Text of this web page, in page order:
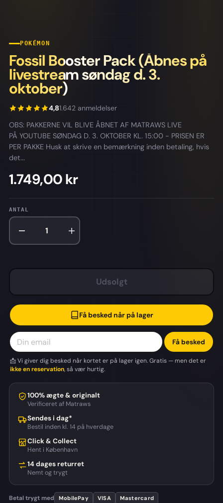
POKÉMON
Fossil Booster Pack (Åbnes på
livestream søndag d. 3.
oktober)
4,81.642 anmeldelser
OBS: PAKKERNE VIL BLIVE ÅBNET AF MATRAWS LIVE
PÅ YOUTUBE SØNDAG D. 3. OKTOBER KL. 15:00 - PRISEN ER
PER PAKKE Husk at skrive en bemærkning inden betaling, hvis
det...
1.749,00 kr
ANTAL
Udsolgt
Få besked når på lager
Få besked
📩 Vi giver dig besked når kortet er på lager igen. Gratis — men det er
ikke en reservation, så vær hurtig.
100% ægte & originalt
Verificeret af Matraws
Sendes i dag*
Bestil inden kl. 14 på hverdage
Click & Collect
Hent i København
14 dages returret
Nemt og trygt
Betal trygt med MobilePay VISA Mastercard